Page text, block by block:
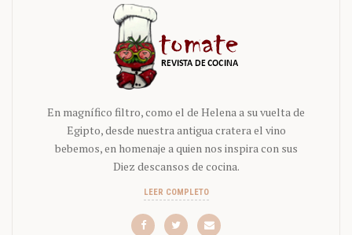
En magnífico filtro, como el de Helena a su vuelta de
Egipto, desde nuestra antigua cratera el vino
bebemos, en homenaje a quien nos inspira con sus
Diez descansos de cocina.
LEER COMPLETO